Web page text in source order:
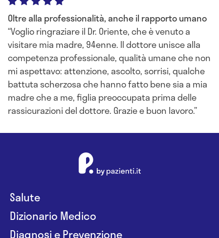
Oltre alla professionalità, anche il rapporto umano
Voglio ringraziare il Dr. Oriente, che è venuto a
visitare mia madre, 94enne. Il dottore unisce alla
competenza professionale, qualità umane che non
mi aspettavo: attenzione, ascolto, sorrisi, qualche
battuta scherzosa che hanno fatto bene sia a mia
madre che a me, figlia preoccupata prima delle
rassicurazioni del dottore. Grazie e buon lavoro.
Salute
Dizionario Medico
Diagnosi e Prevenzione